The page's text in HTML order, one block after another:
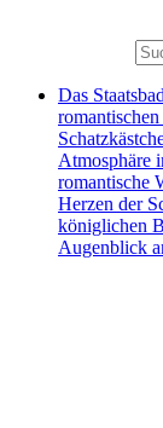
Das Staatsbad
Atmosphäre
romantische
Herzen der
königlichen
Augenblick